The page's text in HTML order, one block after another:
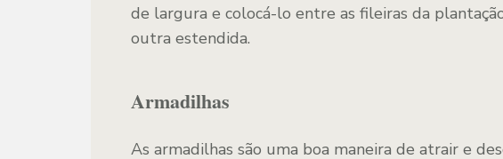
de largura e colocá-lo entre as fileiras da
outra estendida.
Armadilhas
As armadilhas são uma boa maneira de atrair e